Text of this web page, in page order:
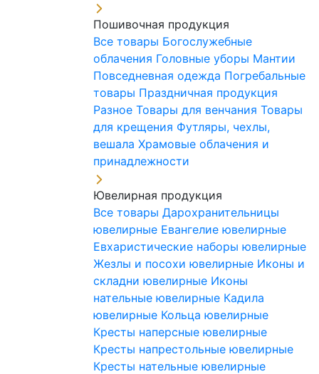
Пошивочная продукция
Все товары Богослужебные
облачения Головные уборы Мантии
Повседневная одежда Погребальные
товары Праздничная продукция
Разное Товары для венчания Товары
для крещения Футляры, чехлы,
вешала Храмовые облачения и
принадлежности
Ювелирная продукция
Все товары Дарохранительницы
ювелирные Евангелие ювелирные
Евхаристические наборы ювелирные
Жезлы и посохи ювелирные Иконы и
складни ювелирные Иконы
нательные ювелирные Кадила
ювелирные Кольца ювелирные
Кресты наперсные ювелирные
Кресты напрестольные ювелирные
Кресты нательные ювелирные